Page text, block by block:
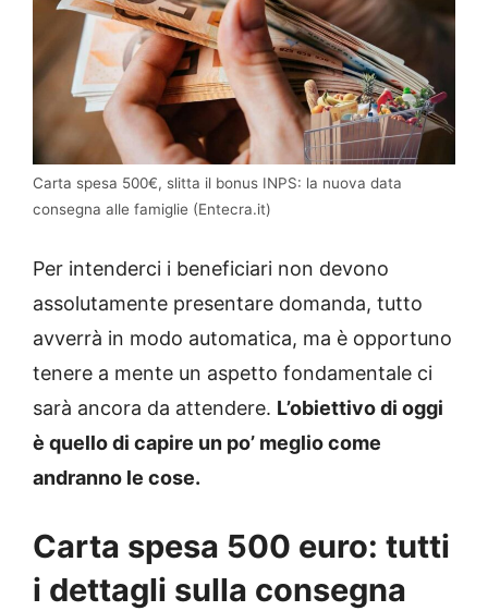
Carta spesa 500€, slitta il bonus INPS: la nuova data
consegna alle famiglie (Entecra.it)
Per intenderci i beneficiari non devono
assolutamente presentare domanda, tutto
avverrà in modo automatica, ma è opportuno
tenere a mente un aspetto fondamentale ci
sarà ancora da attendere. L’obiettivo di oggi
è quello di capire un po’ meglio come
andranno le cose.
Carta spesa 500 euro: tutti
i dettagli sulla consegna